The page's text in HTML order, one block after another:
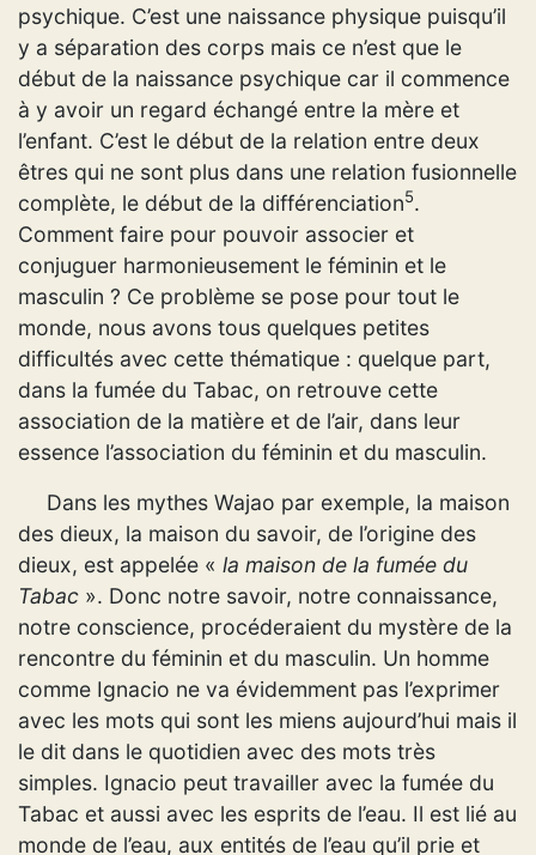
psychique. C’est une naissance physique puisqu’il
y a séparation des corps mais ce n’est que le
début de la naissance psychique car il commence
à y avoir un regard échangé entre la mère et
l’enfant. C’est le début de la relation entre deux
êtres qui ne sont plus dans une relation fusionnelle
complète, le début de la différenciation5.
Comment faire pour pouvoir associer et
conjuguer harmonieusement le féminin et le
masculin ? Ce problème se pose pour tout le
monde, nous avons tous quelques petites
difficultés avec cette thématique : quelque part,
dans la fumée du Tabac, on retrouve cette
association de la matière et de l’air, dans leur
essence l’association du féminin et du masculin.
Dans les mythes Wajao par exemple, la maison
des dieux, la maison du savoir, de l’origine des
dieux, est appelée « la maison de la fumée du
Tabac ». Donc notre savoir, notre connaissance,
notre conscience, procéderaient du mystère de la
rencontre du féminin et du masculin. Un homme
comme Ignacio ne va évidemment pas l’exprimer
avec les mots qui sont les miens aujourd’hui mais il
le dit dans le quotidien avec des mots très
simples. Ignacio peut travailler avec la fumée du
Tabac et aussi avec les esprits de l’eau. Il est lié au
monde de l’eau, aux entités de l’eau qu’il prie et